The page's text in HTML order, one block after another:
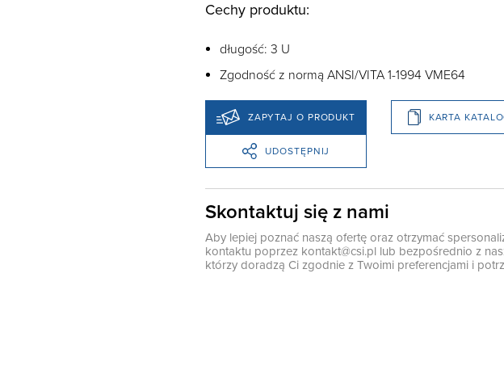
Cechy produktu:
długość: 3 U
Zgodność z normą ANSI/VITA 1-1994 VME64
ZAPYTAJ O PRODUKT KARTA
UDOSTĘPNIJ
Skontaktuj się z nami
Aby lepiej poznać naszą ofertę oraz otrzymać
kontaktu poprzez kontakt@csi.pl lub bezpośrednio z
którzy doradzą Ci zgodnie z Twoimi preferencjami i